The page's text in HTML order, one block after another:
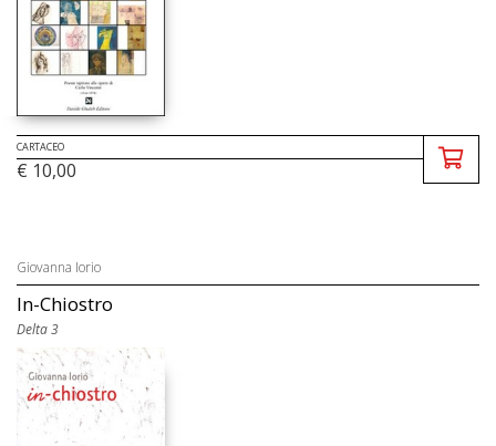
CARTACEO
€ 10,00
Giovanna Iorio
In-Chiostro
Delta 3